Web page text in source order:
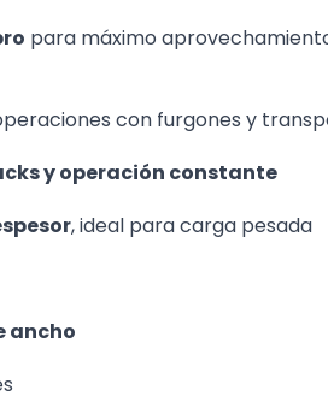
para máximo
con furgones y
y operación constante
, ideal para carga pesada
ancho